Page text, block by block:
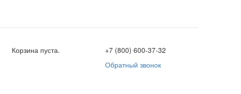
Корзина пуста.
+7 (800) 600-37-32
Обратный звонок